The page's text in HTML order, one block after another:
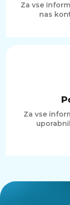
Za vse
nas
Za vse